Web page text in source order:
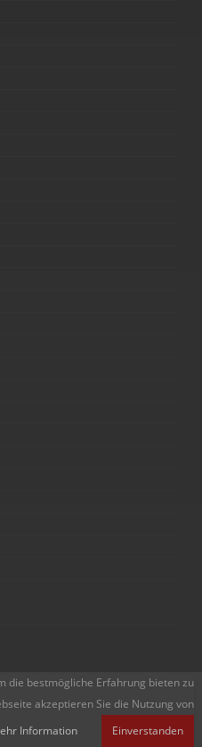
die bestmögliche Erfahrung bieten zu
akzeptieren Sie die Nutzung von
Information Einverstanden